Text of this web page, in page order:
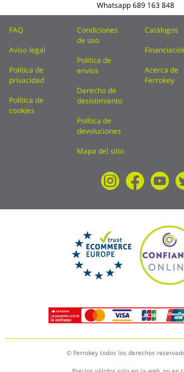
Whatsapp689 163 848
FAQ
Aviso legal
Política de
privacidad
Política de
cookies
Condiciones
de uso
Política de
envíos
Derecho de
desistimiento
Política de
devoluciones
Mapa del sitio
Catálogos
Acerca de
Ferrokey
© Ferrokey todos los derechos